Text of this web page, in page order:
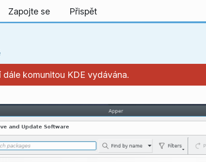
Zapojte se Přispět
komunitou KDE vydávána.